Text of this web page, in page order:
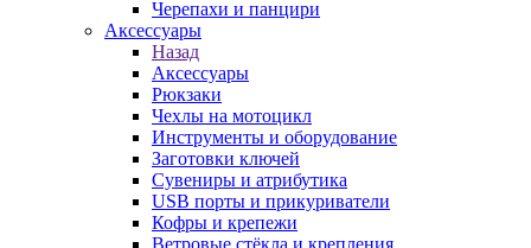
Черепахи и панцири
Аксессуары
Назад
Аксессуары
Рюкзаки
Чехлы на мотоцикл
Инструменты и оборудование
Заготовки ключей
Сувениры и атрибутика
USB порты и прикуриватели
Кофры и крепежи
Ветровые стёкла и крепления